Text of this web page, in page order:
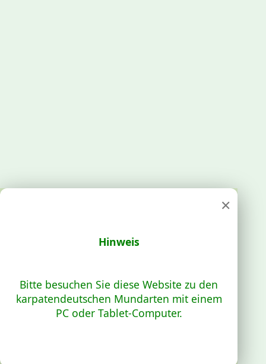
×
Hinweis
Bitte besuchen Sie diese Website zu den
karpatendeutschen Mundarten mit einem
PC oder Tablet-Computer.